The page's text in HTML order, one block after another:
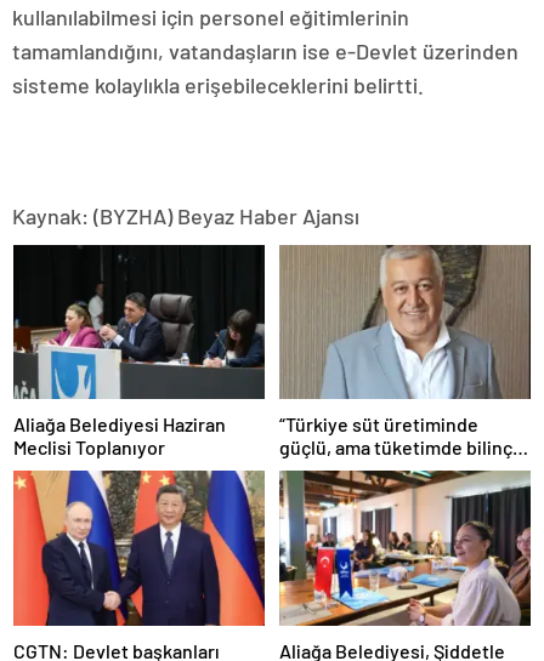
kullanılabilmesi için personel eğitimlerinin
tamamlandığını, vatandaşların ise e-Devlet üzerinden
sisteme kolaylıkla erişebileceklerini belirtti.
Kaynak: (BYZHA) Beyaz Haber Ajansı
Aliağa Belediyesi Haziran
Meclisi Toplanıyor
“Türkiye süt üretiminde
güçlü, ama tüketimde bilinç
şart”
CGTN: Devlet başkanları Aliağa Belediyesi, Şiddetle